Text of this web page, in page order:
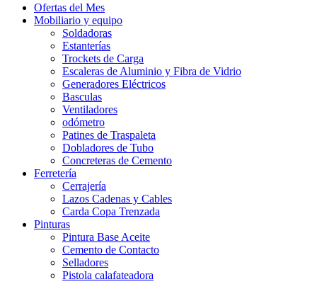
Ofertas del Mes
Mobiliario y equipo
Soldadoras
Estanterías
Trockets de Carga
Escaleras de Aluminio y Fibra de Vidrio
Generadores Eléctricos
Basculas
Ventiladores
odómetro
Patines de Traspaleta
Dobladores de Tubo
Concreteras de Cemento
Ferretería
Cerrajería
Lazos Cadenas y Cables
Carda Copa Trenzada
Pinturas
Pintura Base Aceite
Cemento de Contacto
Selladores
Pistola calafateadora